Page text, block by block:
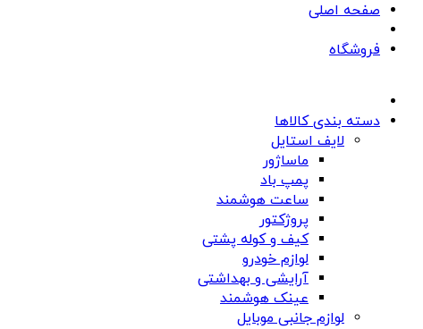
صفحه اصلی
فروشگاه
دسته بندی کالاها
لایف استایل
ماساژور
پمپ باد
ساعت هوشمند
پروژکتور
کیف و کوله پشتی
لوازم خودرو
آرایشی و بهداشتی
عینک هوشمند
لوازم جانبی موبایل